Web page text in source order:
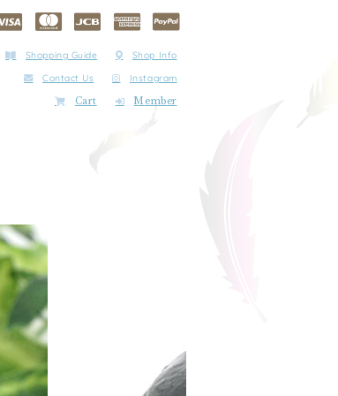
Shopping Guide
Shop Info
Contact Us
Instagram
Cart
Member